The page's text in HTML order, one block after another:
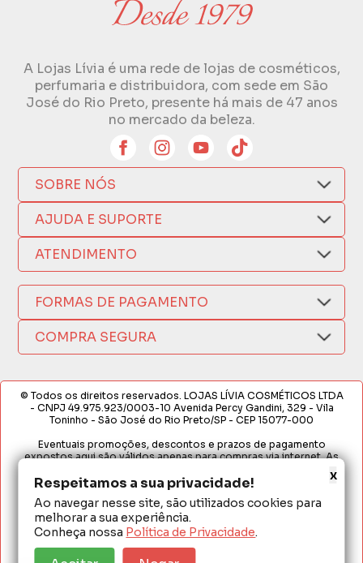
Respeitamos a sua privacidade!
Ao navegar nesse site, são utilizados cookies para
melhorar a sua experiência.
Conheça nossa Política de Privacidade.
x
A Lojas Lívia é uma rede de lojas de cosméticos,
perfumaria e distribuidora, com sede em São
José do Rio Preto, presente há mais de 47 anos
no mercado da beleza.
SOBRE NÓS
Quem Somos
Compra Segura
Como Comprar
Nossas Lojas
Política de Privacidade
AJUDA E SUPORTE
Nosso Aplicativo
Trocas e Devoluções
Formas de Pagamento
Fretes e Entregas
Fabricantes
Termos de Compra e Venda
ATENDIMENTO
Fale por WhatsApp
(17) 3209-9595
sacweb@lojaslivia.com.br
FORMAS DE PAGAMENTO
COMPRA SEGURA
© Todos os direitos reservados. LOJAS LÍVIA COSMÉTICOS LTDA
- CNPJ 49.975.923/0003-10 Avenida Percy Gandini, 329 - Vila
Toninho - São José do Rio Preto/SP - CEP 15077-000
Eventuais promoções, descontos e prazos de pagamento
expostos aqui são válidos apenas para compras via internet. As
Loja. É proibida a utilização total ou parcial sem nossa autorização.
Em caso de divergência de preços no site, o valor válido é o do
Carrinho de Compras. Preços e condições de pagamento
exclusivos para compras via internet. Ofertas válidas até o
término de nossos estoques para internet. Vendas sujeitas à
análise e confirmação de dados.